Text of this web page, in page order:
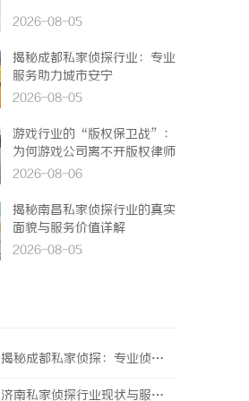
2026-08-05
揭秘成都私家侦探行业：专业
服务助力城市安宁
2026-08-05
游戏行业的“版权保卫战”：
为何游戏公司离不开版权律师
2026-08-06
揭秘南昌私家侦探行业的真实
面貌与服务价值详解
2026-08-05
揭秘成都私家侦探：专业侦查服务助您解心中疑惑
济南私家侦探行业现状与服务解析：专业调查助您安心